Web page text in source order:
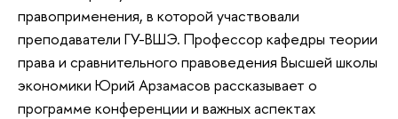
правоприменения, в которой участвовали
преподаватели ГУ-ВШЭ. Профессор кафедры теории
права и сравнительного правоведения Высшей школы
экономики Юрий Арзамасов рассказывает о
программе конференции и важных аспектах